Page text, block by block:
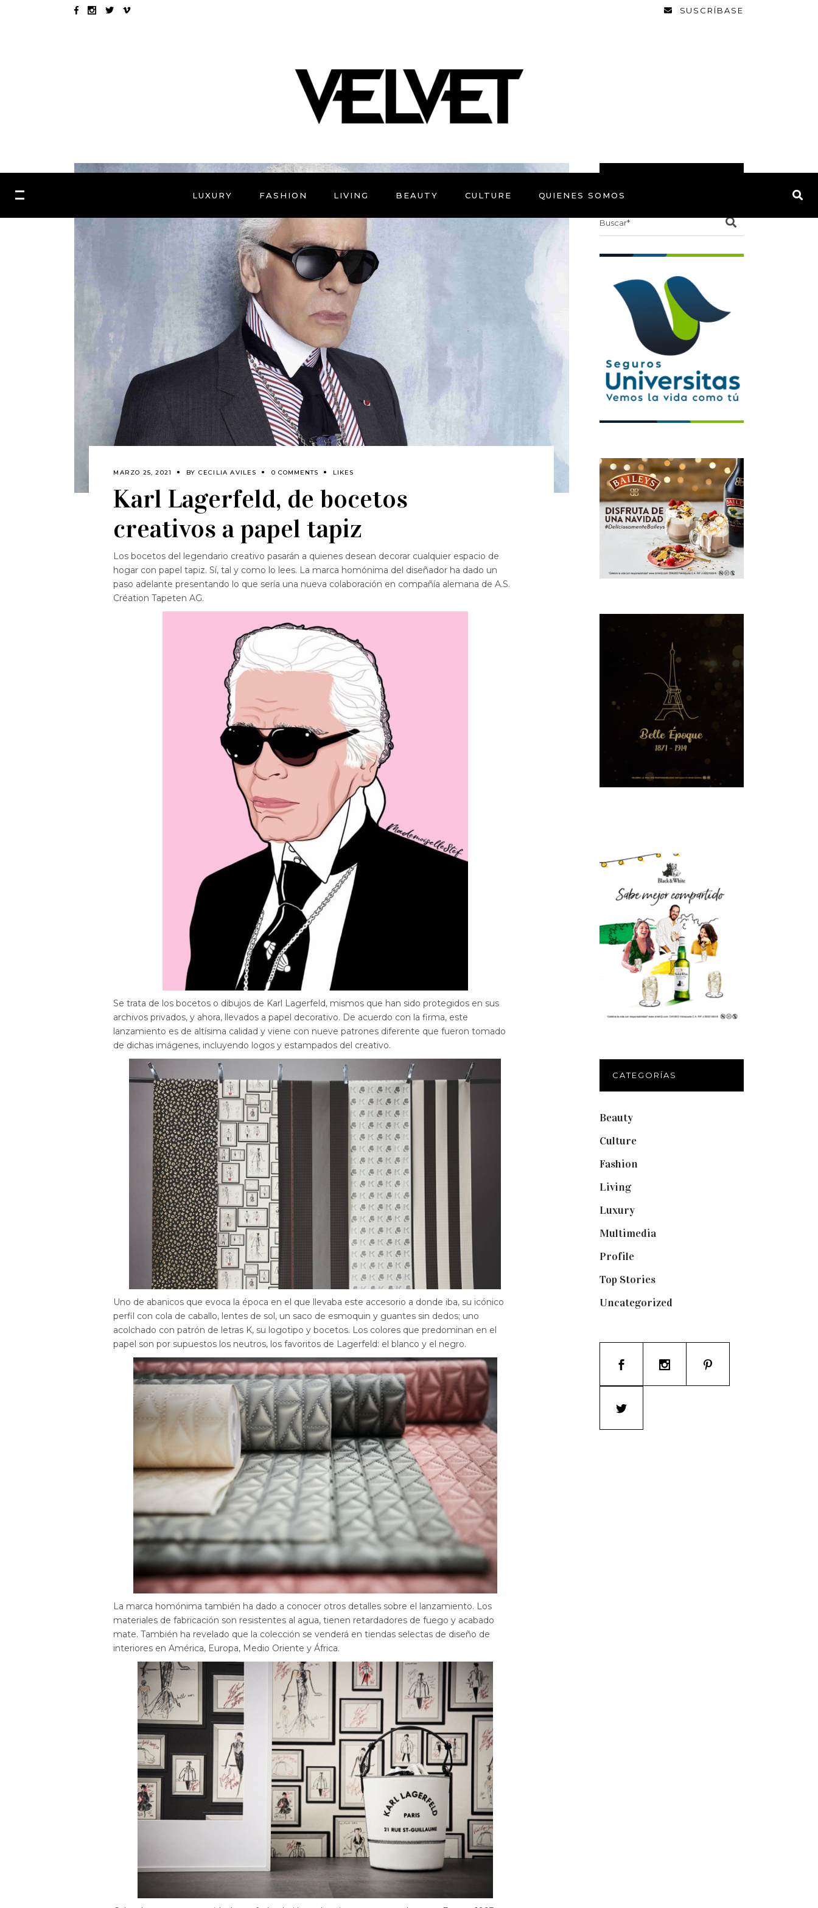
SUSCRÍBASE
LUXURY FASHION LIVING BEAUTY CULTURE QUIENES SOMOS
MARZO 25, 2021 BY CECILIA AVILES 0 COMMENTS LIKES
Karl Lagerfeld, de bocetos
creativos a papel tapiz
Los bocetos del legendario creativo pasarán a quienes desean decorar cualquier espacio de
hogar con papel tapiz. Sí, tal y como lo lees. La marca homónima del diseñador ha dado un
paso adelante presentando lo que sería una nueva colaboración en compañía alemana de A.S.
Création Tapeten AG.
Se trata de los bocetos o dibujos de Karl Lagerfeld, mismos que han sido protegidos en sus
archivos privados, y ahora, llevados a papel decorativo. De acuerdo con la firma, este
lanzamiento es de altísima calidad y viene con nueve patrones diferente que fueron tomado
de dichas imágenes, incluyendo logos y estampados del creativo.
Uno de abanicos que evoca la época en el que llevaba este accesorio a donde iba, su icónico
perfil con cola de caballo, lentes de sol, un saco de esmoquin y guantes sin dedos; uno
acolchado con patrón de letras K, su logotipo y bocetos. Los colores que predominan en el
papel son por supuestos los neutros, los favoritos de Lagerfeld: el blanco y el negro.
La marca homónima también ha dado a conocer otros detalles sobre el lanzamiento. Los
materiales de fabricación son resistentes al agua, tienen retardadores de fuego y acabado
mate. También ha revelado que la colección se venderá en tiendas selectas de diseño de
interiores en América, Europa, Medio Oriente y África.
Search
CATEGORÍAS
Beauty(250)
Culture(132)
Fashion
Living(337)
Luxury(664)
Multimedia(10)
Profile(8)
Top Stories(123)
Uncategorized